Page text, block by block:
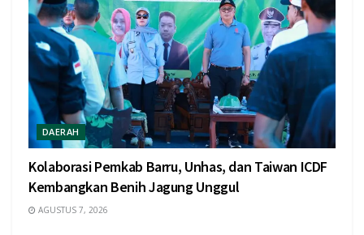
DAERAH
Kolaborasi Pemkab Barru, Unhas, dan Taiwan ICDF
Kembangkan Benih Jagung Unggul
AGUSTUS 7, 2026